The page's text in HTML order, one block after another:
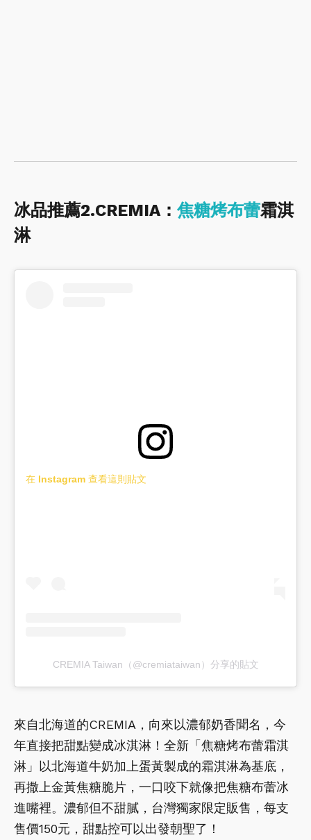
冰品推薦2.CREMIA： 焦糖烤布蕾霜淇
淋
在 Instagram 查看這則貼文
CREMIA Taiwan（@cremiataiwan）分享的貼文
來自北海道的CREMIA，向來以濃郁奶香聞名，今
年直接把甜點變成冰淇淋！全新「焦糖烤布蕾霜淇
淋」以北海道牛奶加上蛋黃製成的霜淇淋為基底，
再撒上金黃焦糖脆片，一口咬下就像把焦糖布蕾冰
進嘴裡。濃郁但不甜膩，台灣獨家限定販售，每支
售價150元，甜點控可以出發朝聖了！